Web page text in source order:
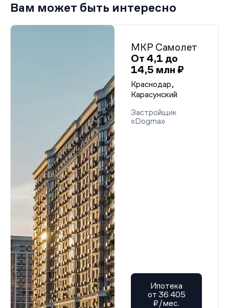
Вам может быть интересно
МКР Самолет
От 4,1 до
14,5 млн ₽
Краснодар,
Карасунский
Застройщик
«Dogma»
Ипотека
от 36 405
₽/мес.